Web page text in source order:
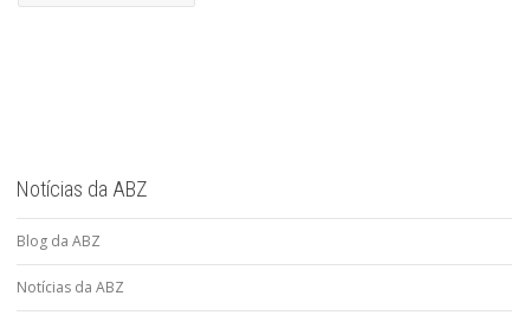
Notícias da ABZ
Blog da ABZ
Notícias da ABZ